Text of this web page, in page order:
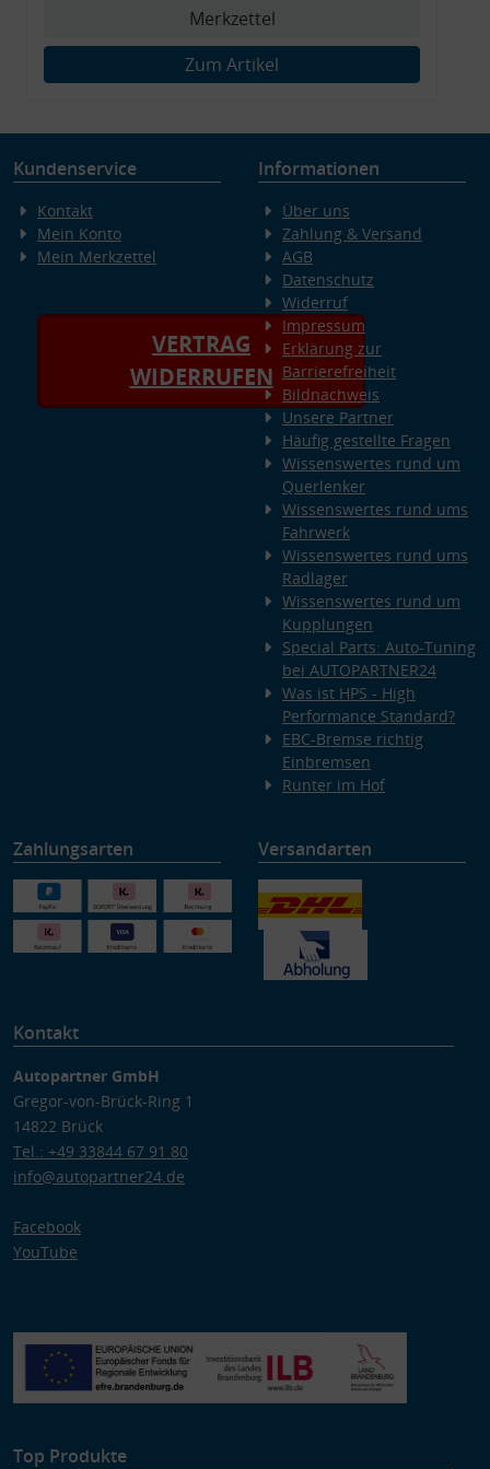
Merkzettel
Zum Artikel
Kundenservice
Kontakt
Mein Konto
Mein Merkzettel
VERTRAG
WIDERRUFEN
Informationen
Über uns
Zahlung & Versand
AGB
Datenschutz
Widerruf
Impressum
Erklärung zur
Barrierefreiheit
Bildnachweis
Unsere Partner
Häufig gestellte Fragen
Wissenswertes rund um
Querlenker
Wissenswertes rund ums
Fahrwerk
Wissenswertes rund ums
Radlager
Wissenswertes rund um
Kupplungen
Special Parts: Auto-Tuning
bei AUTOPARTNER24
Was ist HPS - High
Performance Standard?
EBC-Bremse richtig
Einbremsen
Runter im Hof
Zahlungsarten Versandarten
Kontakt
Autopartner GmbH
Gregor-von-Brück-Ring 1
14822 Brück
Tel.: +49 33844 67 91 80
info@autopartner24.de
Facebook
YouTube
Top Produkte